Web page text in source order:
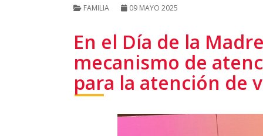
FAMILIA 09 MAYO 2025
En el Día de la
mecanismo de
para la atención de